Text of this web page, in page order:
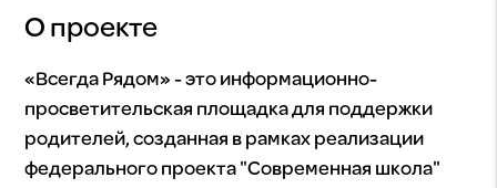
О проекте
«Всегда Рядом» - это информационно-
просветительская площадка для поддержки
родителей, созданная в рамках реализации
федерального проекта "Современная школа"